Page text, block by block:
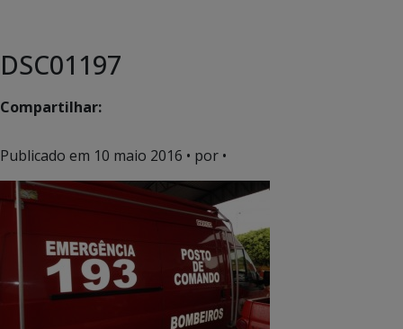
DSC01197
Compartilhar:
Publicado em 10 maio 2016 • por •